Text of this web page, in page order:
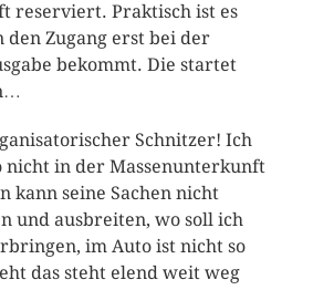
reserviert. Praktisch ist es
den Zugang erst bei der
bekommt. Die startet
Schnitzer! Ich
nicht in der Massenunterkunft
kann seine Sachen nicht
und ausbreiten, wo soll ich
im Auto ist nicht so
das steht elend weit weg